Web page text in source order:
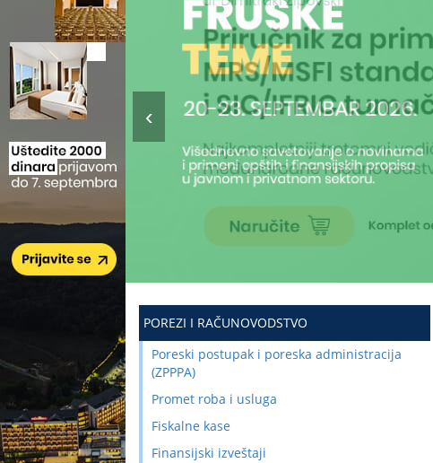
POREZI I RAČUNOVODSTVO
Poreski postupak i poreska administracija
(ZPPPA)
Promet roba i usluga
Fiskalne kase
Finansijski izveštaji